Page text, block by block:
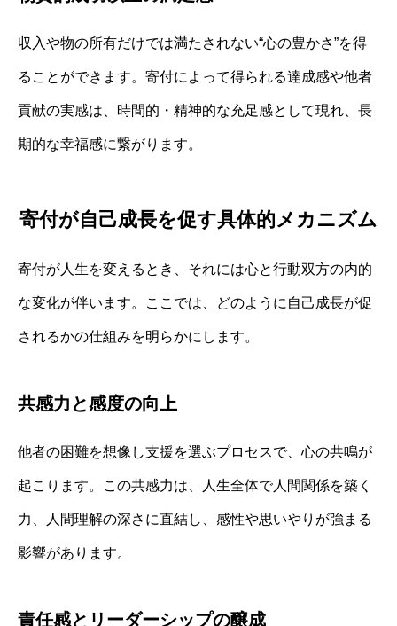
収入や物の所有だけでは満たされない“心の豊かさ”を得
ることができます。寄付によって得られる達成感や他者
貢献の実感は、時間的・精神的な充足感として現れ、長
期的な幸福感に繋がります。
寄付が自己成長を促す具体的メカニズム
寄付が人生を変えるとき、それには心と行動双方の内的
な変化が伴います。ここでは、どのように自己成長が促
されるかの仕組みを明らかにします。
共感力と感度の向上
他者の困難を想像し支援を選ぶプロセスで、心の共鳴が
起こります。この共感力は、人生全体で人間関係を築く
力、人間理解の深さに直結し、感性や思いやりが強まる
影響があります。
責任感とリーダーシップの醸成